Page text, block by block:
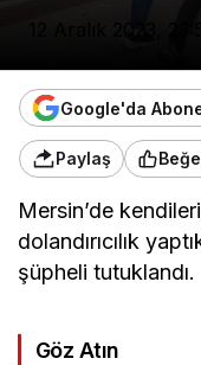
Google'da
Paylaş
Mersin’de
dolandırıcılık
şüpheli tutuklandı.
Göz Atın